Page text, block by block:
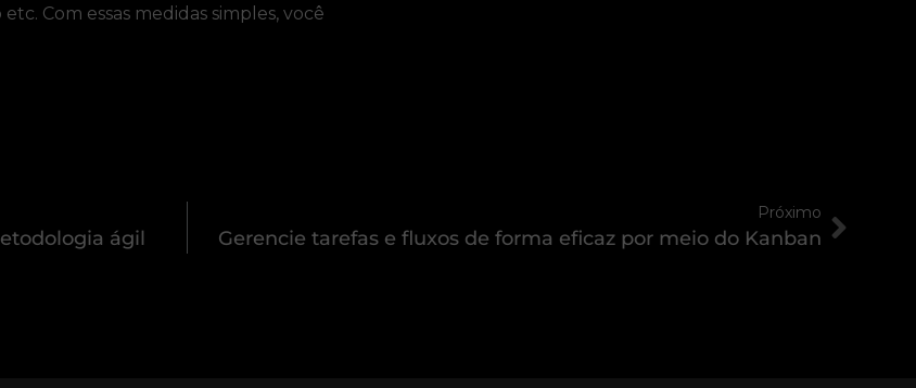
Com essas medidas simples, você
ágil
Próximo
Gerencie tarefas e fluxos de forma eficaz por meio do Kanban